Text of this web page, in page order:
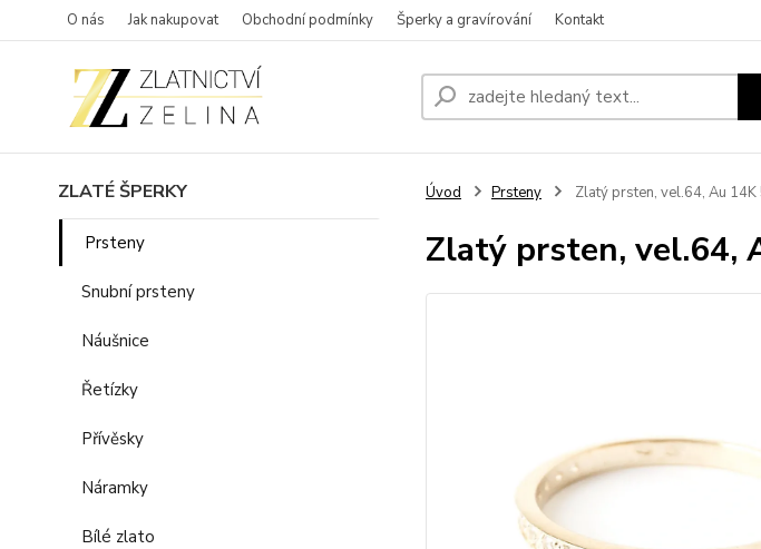
O nás Jak nakupovat Obchodní podmínky Šperky a gravírování Kontakt
ZLATÉ ŠPERKY
Prsteny
Snubní prsteny
Náušnice
Řetízky
Přívěsky
Náramky
Bílé zlato
Úvod Prsteny Zlatý prsten, vel.64, Au
Zlatý prsten, vel.64,